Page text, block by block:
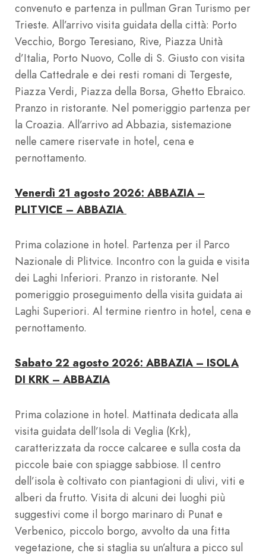
convenuto e partenza in pullman Gran Turismo per
Trieste. All’arrivo visita guidata della città: Porto
Vecchio, Borgo Teresiano, Rive, Piazza Unità
d’Italia, Porto Nuovo, Colle di S. Giusto con visita
della Cattedrale e dei resti romani di Tergeste,
Piazza Verdi, Piazza della Borsa, Ghetto Ebraico.
Pranzo in ristorante. Nel pomeriggio partenza per
la Croazia. All’arrivo ad Abbazia, sistemazione
nelle camere riservate in hotel, cena e
pernottamento.
Venerdì 21 agosto 2026: ABBAZIA –
PLITVICE – ABBAZIA
Prima colazione in hotel. Partenza per il Parco
Nazionale di Plitvice. Incontro con la guida e visita
dei Laghi Inferiori. Pranzo in ristorante. Nel
pomeriggio proseguimento della visita guidata ai
Laghi Superiori. Al termine rientro in hotel, cena e
pernottamento.
Sabato 22 agosto 2026: ABBAZIA – ISOLA
DI KRK – ABBAZIA
Prima colazione in hotel. Mattinata dedicata alla
visita guidata dell’Isola di Veglia (Krk),
caratterizzata da rocce calcaree e sulla costa da
piccole baie con spiagge sabbiose. Il centro
dell’isola è coltivato con piantagioni di ulivi, viti e
alberi da frutto. Visita di alcuni dei luoghi più
suggestivi come il borgo marinaro di Punat e
Verbenico, piccolo borgo, avvolto da una fitta
vegetazione, che si staglia su un’altura a picco sul